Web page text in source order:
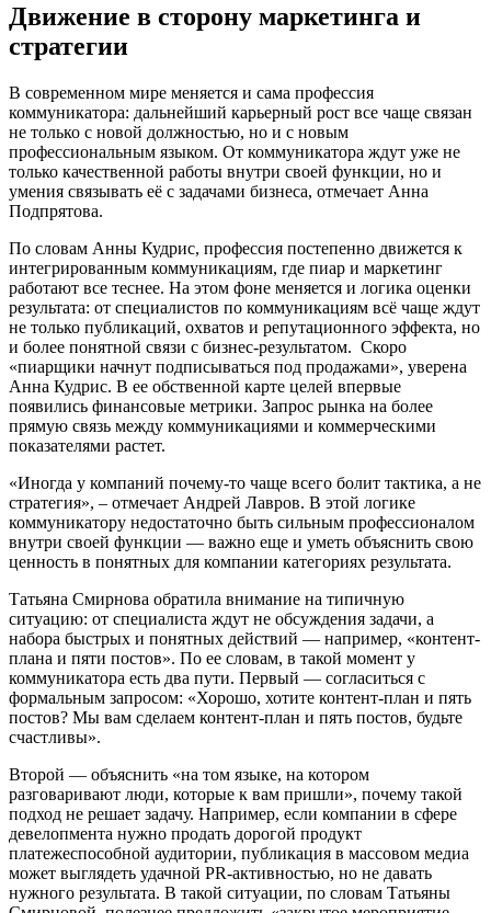
Движение в сторону маркетинга и
стратегии
В современном мире меняется и сама профессия
коммуникатора: дальнейший карьерный рост все чаще связан
не только с новой должностью, но и с новым
профессиональным языком. От коммуникатора ждут уже не
только качественной работы внутри своей функции, но и
умения связывать её с задачами бизнеса, отмечает Анна
Подпрятова.
По словам Анны Кудрис, профессия постепенно движется к
интегрированным коммуникациям, где пиар и маркетинг
работают все теснее. На этом фоне меняется и логика оценки
результата: от специалистов по коммуникациям всё чаще ждут
не только публикаций, охватов и репутационного эффекта, но
и более понятной связи с бизнес-результатом. Скоро
«пиарщики начнут подписываться под продажами», уверена
Анна Кудрис. В ее обственной карте целей впервые
появились финансовые метрики. Запрос рынка на более
прямую связь между коммуникациями и коммерческими
показателями растет.
«Иногда у компаний почему-то чаще всего болит тактика, а не
стратегия», – отмечает Андрей Лавров. В этой логике
коммуникатору недостаточно быть сильным профессионалом
внутри своей функции — важно еще и уметь объяснить свою
ценность в понятных для компании категориях результата.
Татьяна Смирнова обратила внимание на типичную
ситуацию: от специалиста ждут не обсуждения задачи, а
набора быстрых и понятных действий — например, «контент-
плана и пяти постов». По ее словам, в такой момент у
коммуникатора есть два пути. Первый — согласиться с
формальным запросом: «Хорошо, хотите контент-план и пять
постов? Мы вам сделаем контент-план и пять постов, будьте
счастливы».
Второй — объяснить «на том языке, на котором
разговаривают люди, которые к вам пришли», почему такой
подход не решает задачу. Например, если компании в сфере
девелопмента нужно продать дорогой продукт
платежеспособной аудитории, публикация в массовом медиа
может выглядеть удачной PR-активностью, но не давать
нужного результата. В такой ситуации, по словам Татьяны